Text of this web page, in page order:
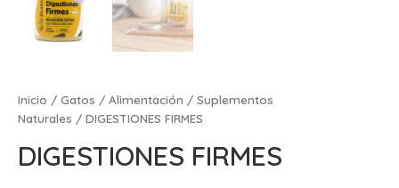
Inicio / Gatos / Alimentación / Suplementos
Naturales / DIGESTIONES FIRMES
DIGESTIONES FIRMES